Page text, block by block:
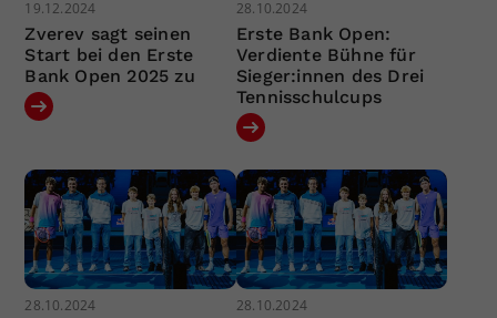
19.12.2024
Zverev sagt seinen
Start bei den Erste
Bank Open 2025 zu
28.10.2024
Erste Bank Open:
Verdiente Bühne für
Sieger:innen des Drei
Tennisschulcups
28.10.2024 28.10.2024